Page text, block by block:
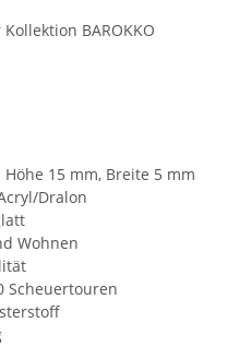
BAROKKO
15 mm, Breite 5 mm
Dralon
Wohnen
Scheuertouren